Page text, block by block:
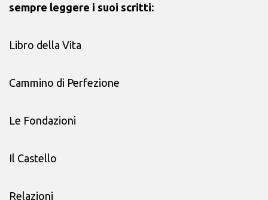
sempre leggere i suoi scritti:
Libro della Vita
Cammino di Perfezione
Le Fondazioni
Il Castello
Relazioni